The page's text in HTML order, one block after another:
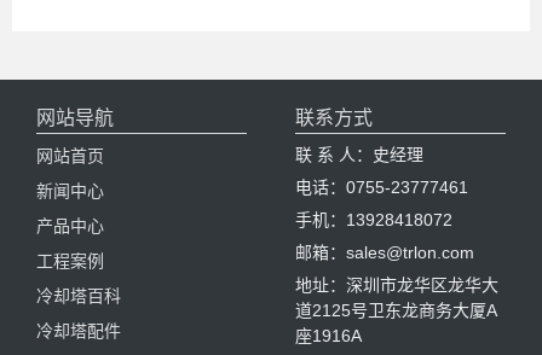
网站导航
网站首页
新闻中心
产品中心
工程案例
冷却塔百科
冷却塔配件
联系方式
联 系 人：史经理
电话：0755-23777461
手机：13928418072
邮箱：sales@trlon.com
地址：深圳市龙华区龙华大
道2125号卫东龙商务大厦A
座1916A